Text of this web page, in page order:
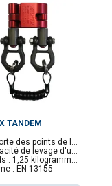
TANDEM
de levage supplémentaires à la chaîne d'un palan
levage d'une pince : 270 kilogrammes
: 1,25 kilogrammes
: EN 13155